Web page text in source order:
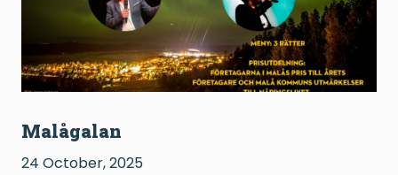
Malågalan
24 October, 2025